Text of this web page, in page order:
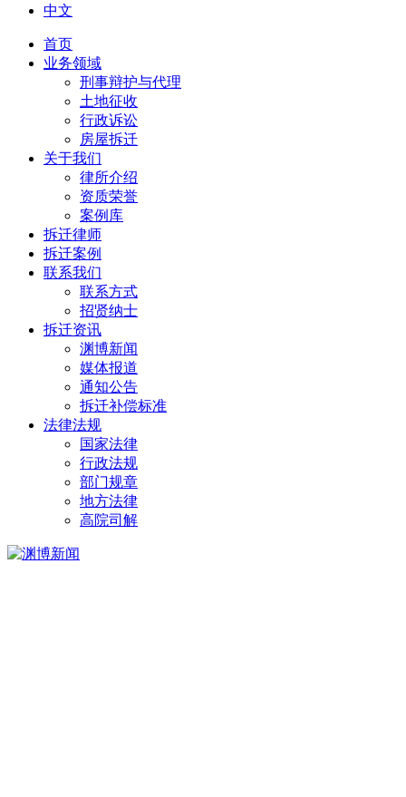
中文
首页
业务领域
刑事辩护与代理
土地征收
行政诉讼
房屋拆迁
关于我们
律所介绍
资质荣誉
案例库
拆迁律师
拆迁案例
联系我们
联系方式
招贤纳士
拆迁资讯
渊博新闻
媒体报道
通知公告
拆迁补偿标准
法律法规
国家法律
行政法规
部门规章
地方法律
高院司解